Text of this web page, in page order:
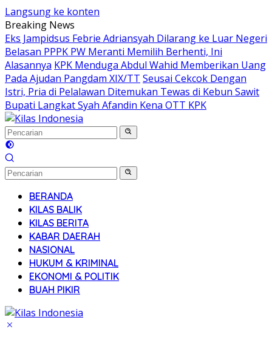
Langsung ke konten
Breaking News
Eks Jampidsus Febrie Adriansyah Dilarang ke Luar Negeri
Belasan PPPK PW Meranti Memilih Berhenti, Ini
Alasannya KPK Menduga Abdul Wahid Memberikan Uang
Pada Ajudan Pangdam XIX/TT Seusai Cekcok Dengan
Istri, Pria di Pelalawan Ditemukan Tewas di Kebun Sawit
Bupati Langkat Syah Afandin Kena OTT KPK
BERANDA
KILAS BALIK
KILAS BERITA
KABAR DAERAH
NASIONAL
HUKUM & KRIMINAL
EKONOMI & POLITIK
BUAH PIKIR